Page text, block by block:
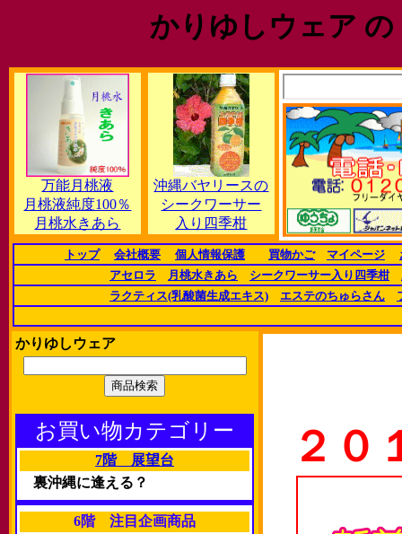
かりゆしウェア
万能月桃液
月桃液純度100％
月桃水きあら
沖縄バヤリースの
シークワーサー
入り四季柑
トップ 会社概要 個人情報保護 買物かご マイページ
アセロラ
月桃水きあら シークワーサー入り四季柑
ラクティス(乳酸菌生成エキス)
エステのちゅらさん
かりゆしウェア
お買い物カテゴリー
7階 展望台
裏沖縄に逢える？
6階 注目企画商品
２０